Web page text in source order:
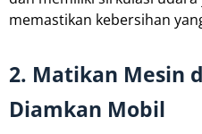
memastikan kebersihan
2. Matikan Mesin
Diamkan Mobil